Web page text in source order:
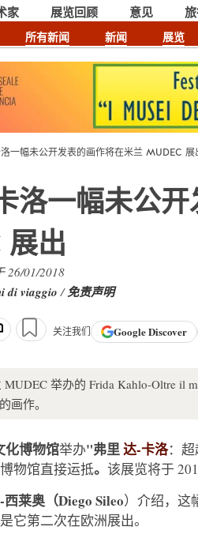
所有新闻 新闻 展览
家 展览回顾 意见
一幅未公开发表的画作将在米兰 MUDEC 展
洛一幅未公
出
26/01/2018
di viaggio/免责声明
关注我们 GoogleDiscover
MUDEC 举办的 Frida Kahlo-Oltre il
画作。
化博物馆举办"弗里达-卡洛：超
博物馆直接运抵。 该展览将于
莱奥（Diego Sileo）介绍，这
它第二次在欧洲展出。